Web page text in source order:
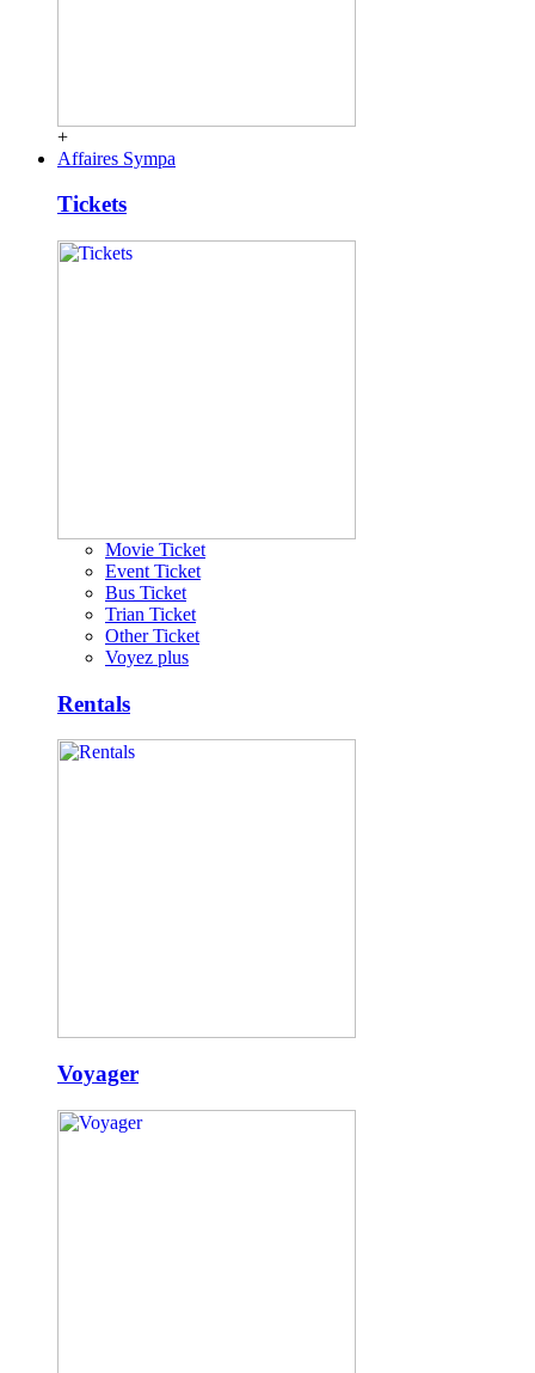
+
Affaires Sympa
Tickets
Movie Ticket
Event Ticket
Bus Ticket
Trian Ticket
Other Ticket
Voyez plus
Rentals
Voyager